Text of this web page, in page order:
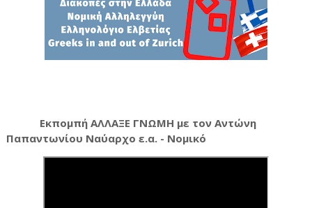
Εκπομπή ΑΛΛΑΞΕ ΓΝΩΜΗ με τον Αντώνη
Παπαντωνίου Ναύαρχο ε.α. - Νομικό